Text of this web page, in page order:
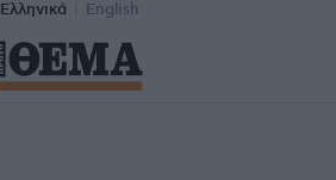
Ελληνικά English